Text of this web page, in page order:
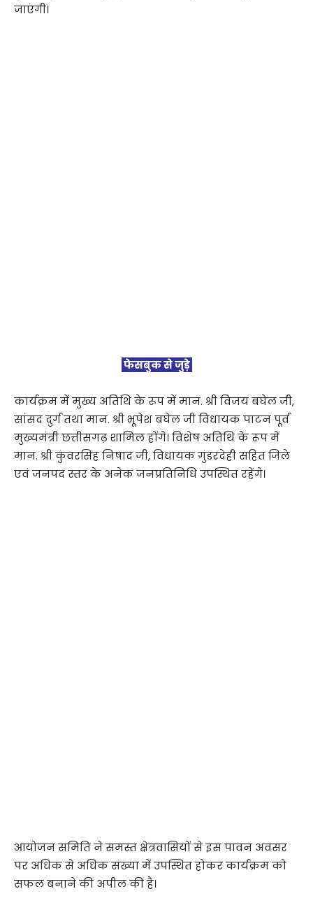
जाएंगी।
फेसबुक से जुड़े
कार्यक्रम में मुख्य अतिथि के रूप में मान. श्री विजय बघेल जी,
सांसद दुर्ग तथा मान. श्री भूपेश बघेल जी विधायक पाटन पूर्व
मुख्यमंत्री छत्तीसगढ़ शामिल होंगे। विशेष अतिथि के रूप में
मान. श्री कुंवरसिंह निषाद जी, विधायक गुंडरदेही सहित जिले
एवं जनपद स्तर के अनेक जनप्रतिनिधि उपस्थित रहेंगे।
आयोजन समिति ने समस्त क्षेत्रवासियों से इस पावन अवसर
पर अधिक से अधिक संख्या में उपस्थित होकर कार्यक्रम को
सफल बनाने की अपील की है।